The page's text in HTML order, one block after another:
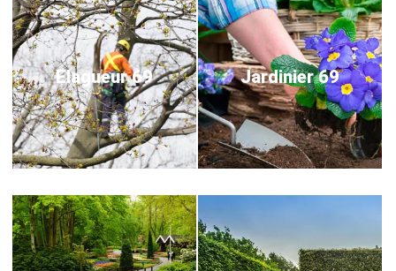
Elagueur 69 Jardinier 69